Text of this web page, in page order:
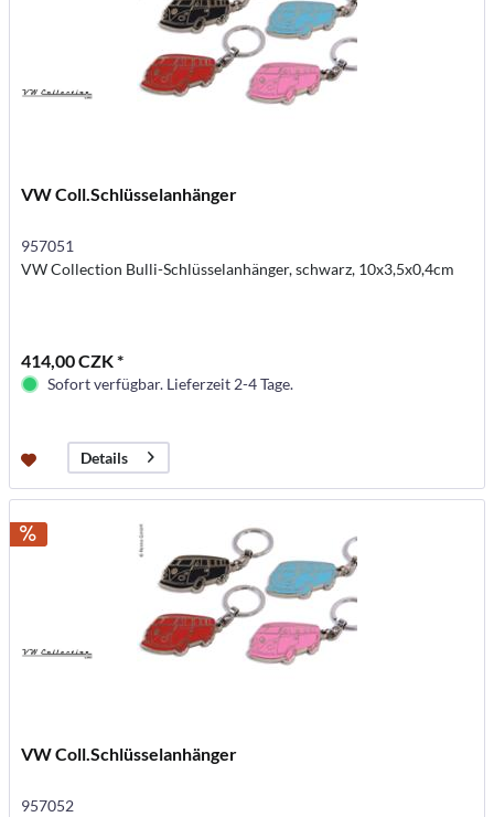
VW Coll.Schlüsselanhänger
957051
VW Collection Bulli-Schlüsselanhänger, schwarz, 10x3,5x0,4cm
414,00 CZK *
Sofort verfügbar. Lieferzeit 2-4 Tage.
Details
VW Coll.Schlüsselanhänger
957052